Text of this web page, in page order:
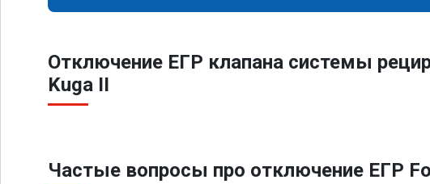
Отключение ЕГР клапана системы
Kuga II
Частые вопросы про отключение ЕГР